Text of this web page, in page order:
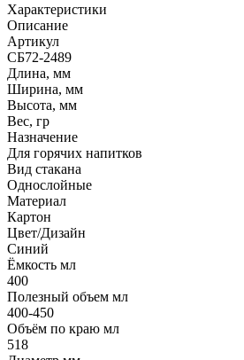
Характеристики
Описание
Артикул
СБ72-2489
Длина, мм
Ширина, мм
Высота, мм
Вес, гр
Назначение
Для горячих напитков
Вид стакана
Однослойные
Материал
Картон
Цвет/Дизайн
Синий
Ёмкость мл
400
Полезный объем мл
400-450
Объём по краю мл
518